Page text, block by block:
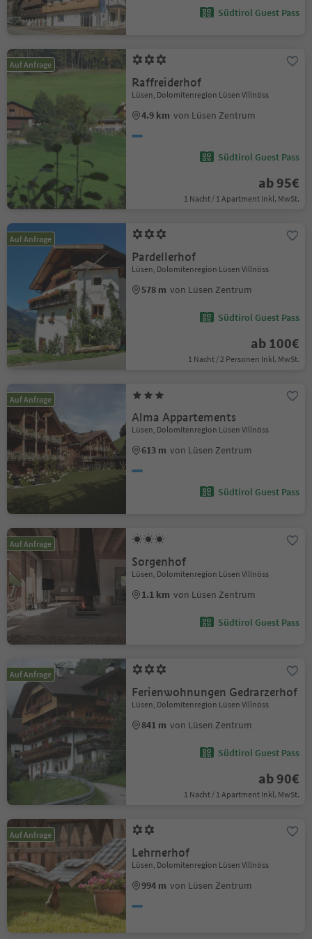
Südtirol Guest Pass
Auf Anfrage
Raffreiderhof
Lüsen, Dolomitenregion Lüsen Villnöss
4.9 km von Lüsen Zentrum
Südtirol Guest Pass
ab 95€
1 Nacht / 1 Apartment Inkl. MwSt.
Auf Anfrage
Pardellerhof
Lüsen, Dolomitenregion Lüsen Villnöss
578 m von Lüsen Zentrum
Südtirol Guest Pass
ab 100€
1 Nacht / 2 Personen Inkl. MwSt.
Auf Anfrage
Alma Appartements
Lüsen, Dolomitenregion Lüsen Villnöss
613 m von Lüsen Zentrum
Südtirol Guest Pass
Auf Anfrage
Sorgenhof
Lüsen, Dolomitenregion Lüsen Villnöss
1.1 km von Lüsen Zentrum
Südtirol Guest Pass
Auf Anfrage
Ferienwohnungen Gedrarzerhof
Lüsen, Dolomitenregion Lüsen Villnöss
841 m von Lüsen Zentrum
Südtirol Guest Pass
ab 90€
1 Nacht / 1 Apartment Inkl. MwSt.
Auf Anfrage
Lehrnerhof
Lüsen, Dolomitenregion Lüsen Villnöss
994 m von Lüsen Zentrum